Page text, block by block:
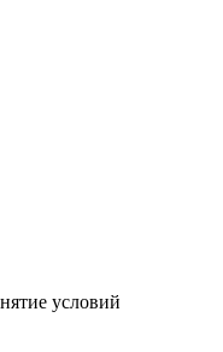
условий